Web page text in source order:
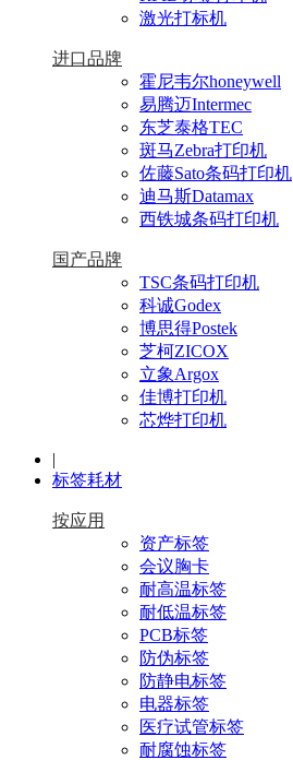
激光打标机
进口品牌
霍尼韦尔honeywell
易腾迈Intermec
东芝泰格TEC
斑马Zebra打印机
佐藤Sato条码打印机
迪马斯Datamax
西铁城条码打印机
国产品牌
TSC条码打印机
科诚Godex
博思得Postek
芝柯ZICOX
立象Argox
佳博打印机
芯烨打印机
|
标签耗材
按应用
资产标签
会议胸卡
耐高温标签
耐低温标签
PCB标签
防伪标签
防静电标签
电器标签
医疗试管标签
耐腐蚀标签